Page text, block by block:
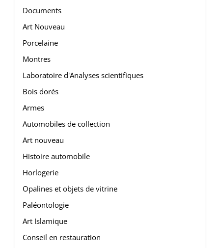
Documents
Art Nouveau
Porcelaine
Montres
Laboratoire d'Analyses scientifiques
Bois dorés
Armes
Automobiles de collection
Art nouveau
Histoire automobile
Horlogerie
Opalines et objets de vitrine
Paléontologie
Art Islamique
Conseil en restauration